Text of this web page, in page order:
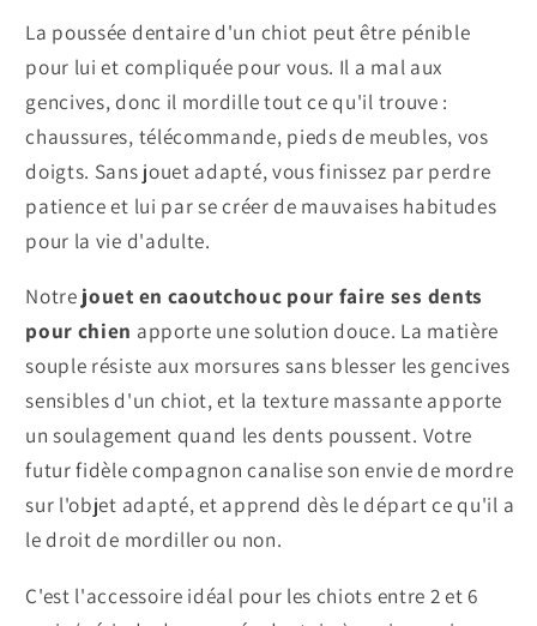
La poussée dentaire d'un chiot peut être pénible
pour lui et compliquée pour vous. Il a mal aux
gencives, donc il mordille tout ce qu'il trouve :
chaussures, télécommande, pieds de meubles, vos
doigts. Sans jouet adapté, vous finissez par perdre
patience et lui par se créer de mauvaises habitudes
pour la vie d'adulte.
Notre jouet en caoutchouc pour faire ses dents
pour chien apporte une solution douce. La matière
souple résiste aux morsures sans blesser les gencives
sensibles d'un chiot, et la texture massante apporte
un soulagement quand les dents poussent. Votre
futur fidèle compagnon canalise son envie de mordre
sur l'objet adapté, et apprend dès le départ ce qu'il a
le droit de mordiller ou non.
C'est l'accessoire idéal pour les chiots entre 2 et 6